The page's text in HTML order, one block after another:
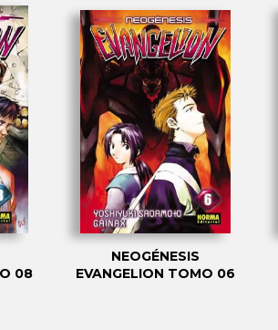
08
NEOGÉNESIS
EVANGELION TOMO 06